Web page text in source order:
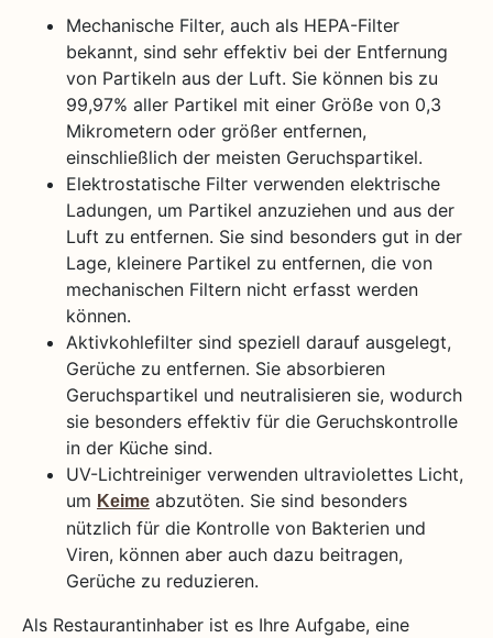
Mechanische Filter, auch als HEPA-Filter
bekannt, sind sehr effektiv bei der Entfernung
von Partikeln aus der Luft. Sie können bis zu
99,97% aller Partikel mit einer Größe von 0,3
Mikrometern oder größer entfernen,
einschließlich der meisten Geruchspartikel.
Elektrostatische Filter verwenden elektrische
Ladungen, um Partikel anzuziehen und aus der
Luft zu entfernen. Sie sind besonders gut in der
Lage, kleinere Partikel zu entfernen, die von
mechanischen Filtern nicht erfasst werden
können.
Aktivkohlefilter sind speziell darauf ausgelegt,
Gerüche zu entfernen. Sie absorbieren
Geruchspartikel und neutralisieren sie, wodurch
sie besonders effektiv für die Geruchskontrolle
in der Küche sind.
UV-Lichtreiniger verwenden ultraviolettes Licht,
um Keime abzutöten. Sie sind besonders
nützlich für die Kontrolle von Bakterien und
Viren, können aber auch dazu beitragen,
Gerüche zu reduzieren.
Als Restaurantinhaber ist es Ihre Aufgabe, eine